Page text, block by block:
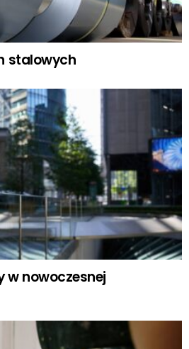
stalowych
w nowoczesnej